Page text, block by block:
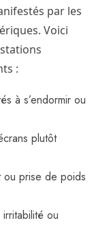
par les
Voici
:
à s’endormir ou
plutôt
ou prise de poids
ou